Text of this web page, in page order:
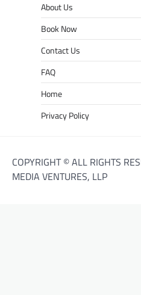
About Us
Book Now
Contact Us
FAQ
Home
Privacy Policy
COPYRIGHT © ALL RIGHTS
MEDIA VENTURES, LLP